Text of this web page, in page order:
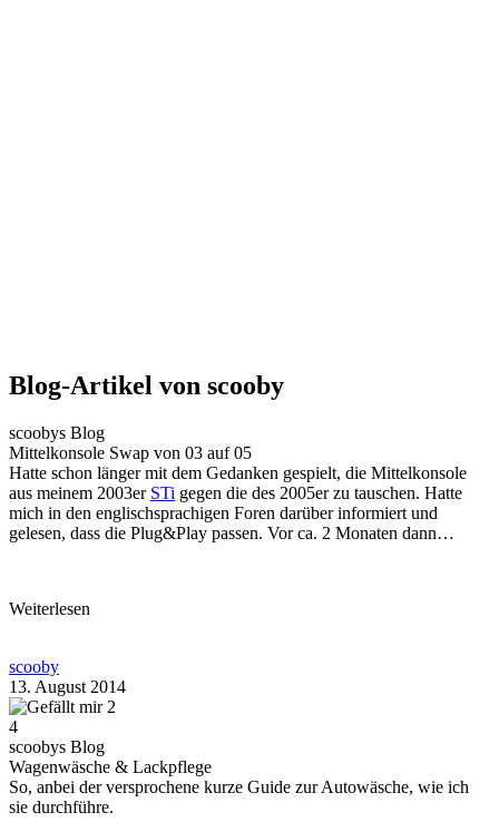
Blog-Artikel von scooby
scoobys Blog
Mittelkonsole Swap von 03 auf 05
Hatte schon länger mit dem Gedanken gespielt, die Mittelkonsole
aus meinem 2003er STi gegen die des 2005er zu tauschen. Hatte
mich in den englischsprachigen Foren darüber informiert und
gelesen, dass die Plug&Play passen. Vor ca. 2 Monaten dann…
Weiterlesen
scooby
13. August 2014
2
4
scoobys Blog
Wagenwäsche & Lackpflege
So, anbei der versprochene kurze Guide zur Autowäsche, wie ich
sie durchführe.